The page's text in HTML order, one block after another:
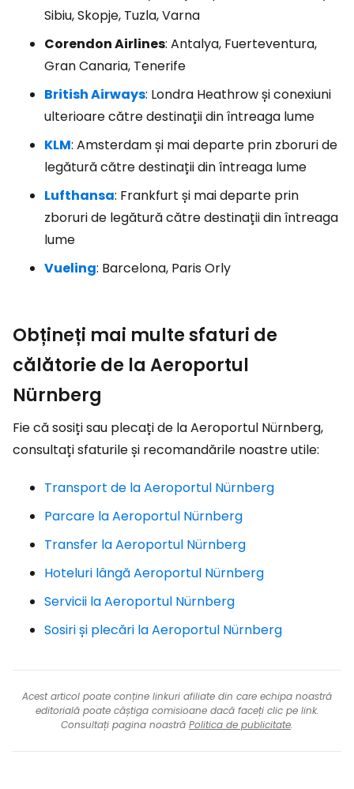
Sibiu, Skopje, Tuzla, Varna
Corendon Airlines: Antalya, Fuerteventura,
Gran Canaria, Tenerife
British Airways: Londra Heathrow și conexiuni
ulterioare către destinații din întreaga lume
KLM: Amsterdam și mai departe prin zboruri de
legătură către destinații din întreaga lume
Lufthansa: Frankfurt și mai departe prin
zboruri de legătură către destinații din întreaga
lume
Vueling: Barcelona, Paris Orly
Obțineți mai multe sfaturi de
călătorie de la Aeroportul
Nürnberg
Fie că sosiți sau plecați de la Aeroportul Nürnberg,
consultați sfaturile și recomandările noastre utile:
Transport de la Aeroportul Nürnberg
Parcare la Aeroportul Nürnberg
Transfer la Aeroportul Nürnberg
Hoteluri lângă Aeroportul Nürnberg
Servicii la Aeroportul Nürnberg
Sosiri și plecări la Aeroportul Nürnberg
Acest articol poate conține linkuri afiliate din care echipa noastră
editorială poate câștiga comisioane dacă faceți clic pe link.
Consultați pagina noastră Politica de publicitate.